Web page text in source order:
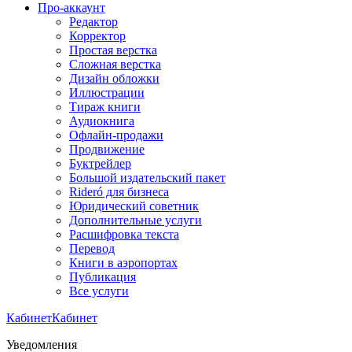
Про-аккаунт
Редактор
Корректор
Простая верстка
Сложная верстка
Дизайн обложки
Иллюстрации
Тираж книги
Аудиокнига
Офлайн-продажи
Продвижение
Буктрейлер
Большой издательский пакет
Rideró для бизнеса
Юридический советник
Дополнительные услуги
Расшифровка текста
Перевод
Книги в аэропортах
Публикация
Все услуги
КабинетКабинет
Уведомления